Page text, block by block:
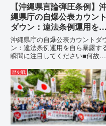
【沖縄県言論弾圧条例】
縄県庁の自爆公表カウント
ダウン：違法条例運用を自
ら暴露する瞬間に注目し
ください
沖縄県庁の自爆公表カウントダ
ン：違法条例運用を自ら暴露す
瞬間に注目してください■何故、
テルを貼りたい本当の理由「な
沖縄県庁は、法を無視してまで
を封じ込めようとするのか。」そ
の理由は明確です。県政が統治
の...
歴史戦